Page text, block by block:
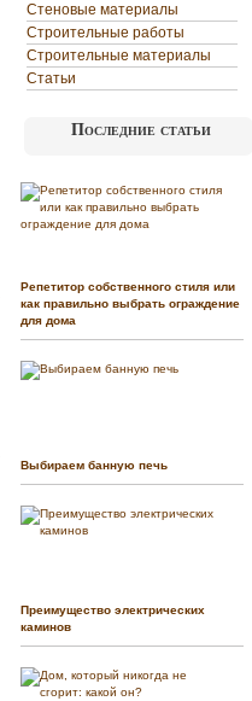
Стеновые материалы
Строительные работы
Строительные материалы
Статьи
Последние статьи
Репетитор собственного стиля или
как правильно выбрать ограждение
для дома
Выбираем банную печь
Преимущество электрических
каминов